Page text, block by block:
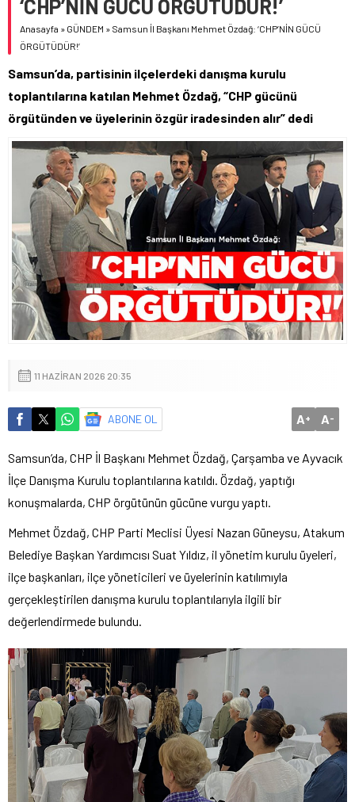
‘CHP’NİN GÜCÜ ÖRGÜTÜDÜR!’
Anasayfa » GÜNDEM » Samsun İl Başkanı Mehmet Özdağ: ‘CHP’NİN GÜCÜ
ÖRGÜTÜDÜR!’
Samsun’da, partisinin ilçelerdeki danışma kurulu
toplantılarına katılan Mehmet Özdağ, “CHP gücünü
örgütünden ve üyelerinin özgür iradesinden alır” dedi
11 HAZIRAN 2026 20:35
ABONE OL A+ A-
Samsun’da, CHP İl Başkanı Mehmet Özdağ, Çarşamba ve Ayvacık
İlçe Danışma Kurulu toplantılarına katıldı. Özdağ, yaptığı
konuşmalarda, CHP örgütünün gücüne vurgu yaptı.
Mehmet Özdağ, CHP Parti Meclisi Üyesi Nazan Güneysu, Atakum
Belediye Başkan Yardımcısı Suat Yıldız, il yönetim kurulu üyeleri,
ilçe başkanları, ilçe yöneticileri ve üyelerinin katılımıyla
gerçekleştirilen danışma kurulu toplantılarıyla ilgili bir
değerlendirmede bulundu.